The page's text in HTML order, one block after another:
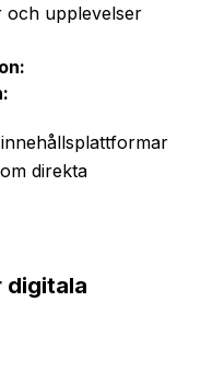
och upplevelser
direkta
digitala